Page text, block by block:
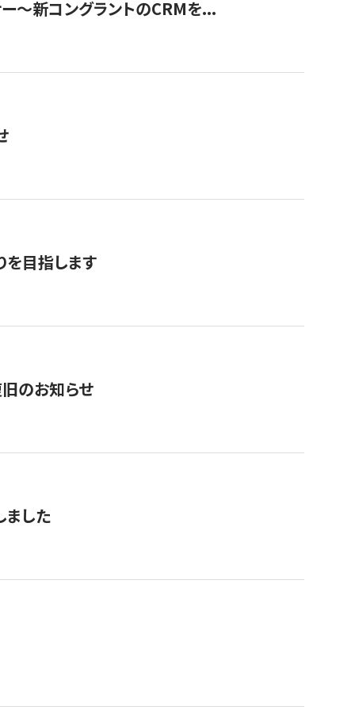
ー〜新コングラントのCRMを...
を目指します
のお知らせ
ました